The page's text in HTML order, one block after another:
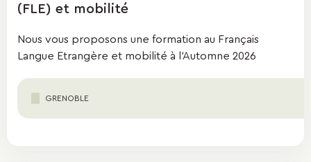
(FLE) et mobilité
Nous vous proposons une formation au Français
Langue Etrangère et mobilité à l'Automne 2026
GRENOBLE